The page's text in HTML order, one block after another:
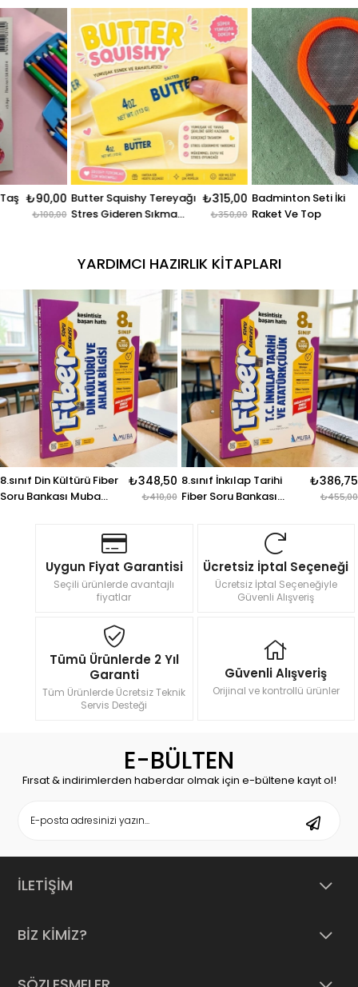
Butter Squishy Tereyağı
Stres Gideren Sıkma
₺315,00
₺350,00
Badminton Seti İki
Raket Ve Top
₺396,00
₺440,00
YARDIMCI HAZIRLIK KITAPLARI
8.sınıf İnkılap Tarihi
Fiber Soru Bankası
₺386,75
₺455,00
8.sınıf Matematik Fiber
Soru Bankası Muba
₺467,50
₺550,00
Uygun Fiyat Garantisi
Seçili ürünlerde avantajlı
fiyatlar
Ücretsiz İptal Seçeneği
Ücretsiz İptal Seçeneğiyle
Güvenli Alışveriş
Tümü Ürünlerde 2 Yıl
Garanti
Tüm Ürünlerde Ücretsiz Teknik
Servis Desteği
Güvenli Alışveriş
Orijinal ve kontrollü ürünler
E-BÜLTEN
Fırsat & indirimlerden haberdar olmak için e-bültene kayıt ol!
İLETİŞİM
BİZ KİMİZ?